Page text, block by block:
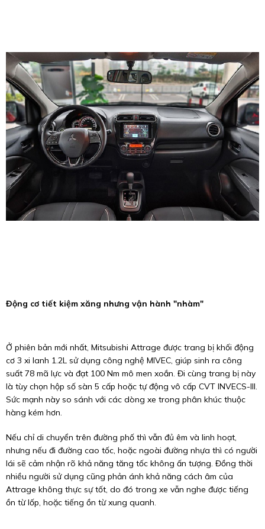
Động cơ tiết kiệm xăng nhưng vận hành "nhàm"
Ở phiên bản mới nhất, Mitsubishi Attrage được trang bị khối động
cơ 3 xi lanh 1.2L sử dụng công nghệ MIVEC, giúp sinh ra công
suất 78 mã lực và đạt 100 Nm mô men xoắn. Đi cùng trang bị này
là tùy chọn hộp số sàn 5 cấp hoặc tự động vô cấp CVT INVECS-III.
Sức mạnh này so sánh với các dòng xe trong phân khúc thuộc
hàng kém hơn.
Nếu chỉ di chuyển trên đường phố thì vẫn đủ êm và linh hoạt,
nhưng nếu đi đường cao tốc, hoặc ngoài đường nhựa thì có người
lái sẽ cảm nhận rõ khả năng tăng tốc không ấn tượng. Đồng thời
nhiều người sử dụng cũng phản ánh khả năng cách âm của
Attrage không thực sự tốt, do đó trong xe vẫn nghe được tiếng
ồn từ lốp, hoặc tiếng ồn từ xung quanh.